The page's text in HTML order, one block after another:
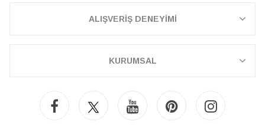
ALIŞVERİŞ DENEYİMİ
KURUMSAL